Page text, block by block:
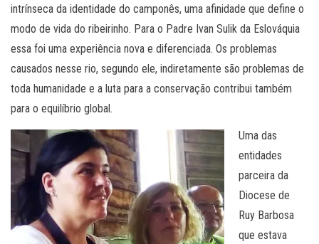
intrínseca da identidade do camponês, uma afinidade que define o
modo de vida do ribeirinho. Para o Padre Ivan Sulik da Eslováquia
essa foi uma experiência nova e diferenciada. Os problemas
causados nesse rio, segundo ele, indiretamente são problemas de
toda humanidade e a luta para a conservação contribui também
para o equilíbrio global.
Uma das
entidades
parceira da
Diocese de
Ruy Barbosa
que estava